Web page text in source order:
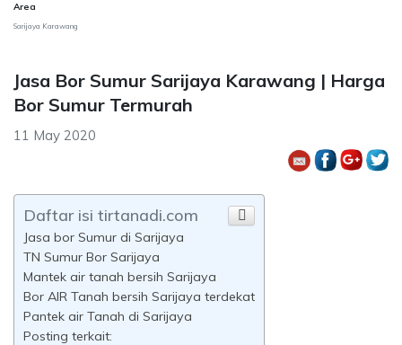
Area
Sarijaya Karawang
Jasa Bor Sumur Sarijaya Karawang | Harga
Bor Sumur Termurah
11 May 2020
Daftar isi tirtanadi.com
Jasa bor Sumur di Sarijaya
TN Sumur Bor Sarijaya
Mantek air tanah bersih Sarijaya
Bor AIR Tanah bersih Sarijaya terdekat
Pantek air Tanah di Sarijaya
Posting terkait: